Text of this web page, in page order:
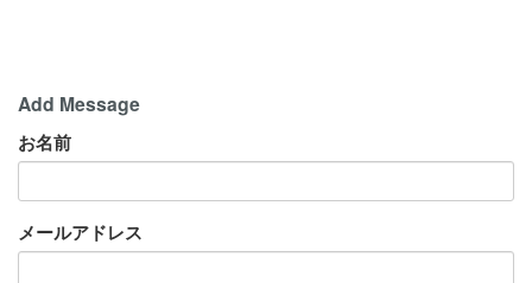
Add Message
お名前
メールアドレス